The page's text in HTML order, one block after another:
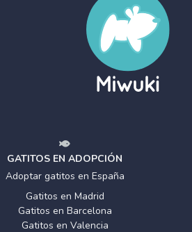
GATITOS EN ADOPCIÓN
Adoptar gatitos en España
Gatitos en Madrid
Gatitos en Barcelona
Gatitos en Valencia